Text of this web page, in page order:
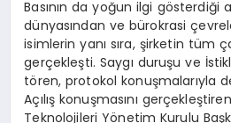
Basının da yoğun ilgi gösterdiği
dünyasından ve bürokrasi
isimlerin yanı sıra, şirketin tüm
gerçekleşti. Saygı duruşu ve
tören, protokol konuşmalarıyla
Açılış konuşmasını
Teknolojileri Yönetim Kurulu